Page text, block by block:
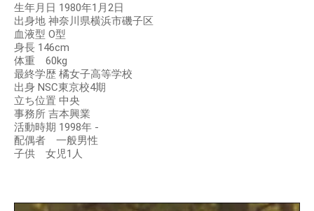
生年月日 1980年1月2日
出身地 神奈川県横浜市磯子区
血液型 O型
身長 146cm
体重 60kg
最終学歴 橘女子高等学校
出身 NSC東京校4期
立ち位置 中央
事務所 吉本興業
活動時期 1998年 -
配偶者 一般男性
子供 女児1人